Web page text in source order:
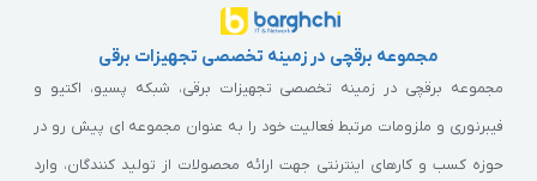
مجموعه برقچی در زمینه تخصصی تجهیزات برقی
مجموعه برقچی در زمینه تخصصی تجهیزات برقی، شبکه پسیو، اکتیو و
فیبرنوری و ملزومات مرتبط فعالیت خود را به عنوان مجموعه ای پیش رو در
حوزه کسب و کارهای اینترنتی جهت ارائه محصولات از تولید کنندگان، وارد